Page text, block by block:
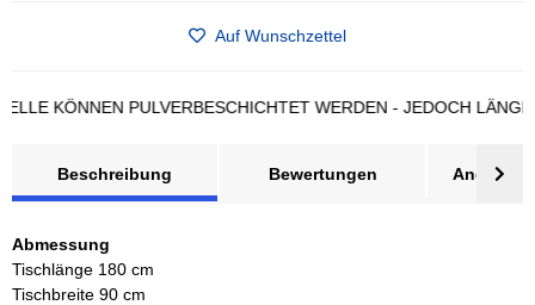
Auf Wunschzettel
KÖNNEN PULVERBESCHICHTET WERDEN - JEDOCH LÄNGERE
Beschreibung Bewertungen Angebot
Abmessung
Tischlänge 180 cm
Tischbreite 90 cm